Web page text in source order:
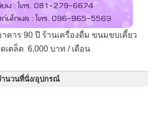
ยม : โทร. 081-279-6674
นโกมล : โทร. 096-965-5569
าคาร 90 ปี ร้านเครื่องดื่ม ขนมขบเคี้ยว
เตล็ด 6,000 บาท / เดือน
ำนวนที่นั่ง/อุปกรณ์